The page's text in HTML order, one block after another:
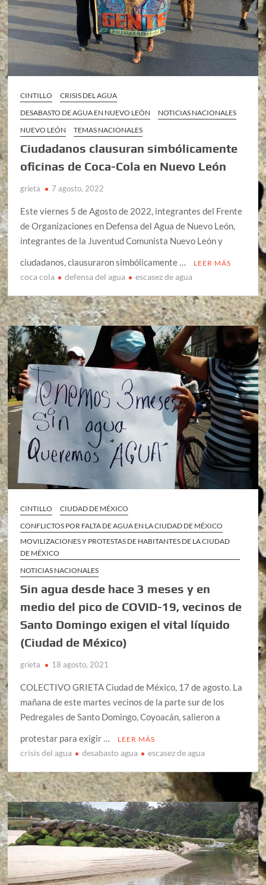
CINTILLO
CRISIS DEL AGUA
DESABASTO DE AGUA EN NUEVO LEÓN
NOTICIAS NACIONALES
NUEVO LEÓN
TEMAS NACIONALES
Ciudadanos clausuran simbólicamente
oficinas de Coca-Cola en Nuevo León
grieta 7 agosto, 2022
Este viernes 5 de Agosto de 2022, integrantes del Frente
de Organizaciones en Defensa del Agua de Nuevo León,
integrantes de la Juventud Comunista Nuevo León y
ciudadanos, clausuraron simbólicamente …
LEER MÁS
coca cola defensa del agua escasez de agua
CINTILLO
CIUDAD DE MÉXICO
CONFLICTOS POR FALTA DE AGUA EN LA CIUDAD DE MÉXICO
MOVILIZACIONES Y PROTESTAS DE HABITANTES DE LA CIUDAD
DE MÉXICO
NOTICIAS NACIONALES
Sin agua desde hace 3 meses y en
medio del pico de COVID-19, vecinos de
Santo Domingo exigen el vital líquido
(Ciudad de México)
grieta 18 agosto, 2021
COLECTIVO GRIETA Ciudad de México, 17 de agosto. La
mañana de este martes vecinos de la parte sur de los
Pedregales de Santo Domingo, Coyoacán, salieron a
protestar para exigir …
LEER MÁS
crisis del agua desabasto agua escasez de agua